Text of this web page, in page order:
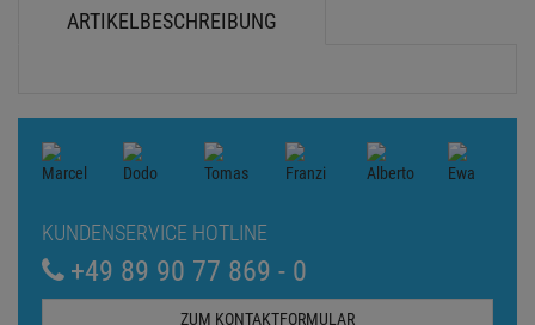
ARTIKELBESCHREIBUNG
KUNDENSERVICE HOTLINE
+49 89 90 77 869 - 0
ZUM KONTAKTFORMULAR